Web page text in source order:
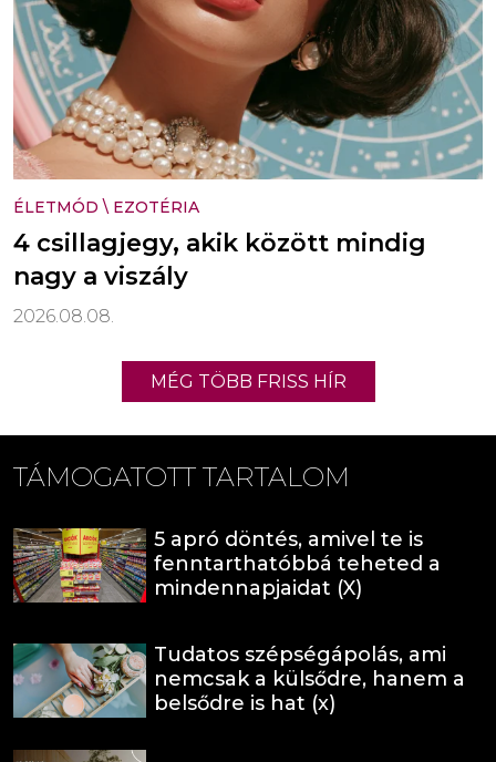
ÉLETMÓD \ EZOTÉRIA
4 csillagjegy, akik között mindig
nagy a viszály
2026.08.08.
MÉG TÖBB FRISS HÍR
TÁMOGATOTT TARTALOM
5 apró döntés, amivel te is
fenntarthatóbbá teheted a
mindennapjaidat (X)
Tudatos szépségápolás, ami
nemcsak a külsődre, hanem a
belsődre is hat (x)